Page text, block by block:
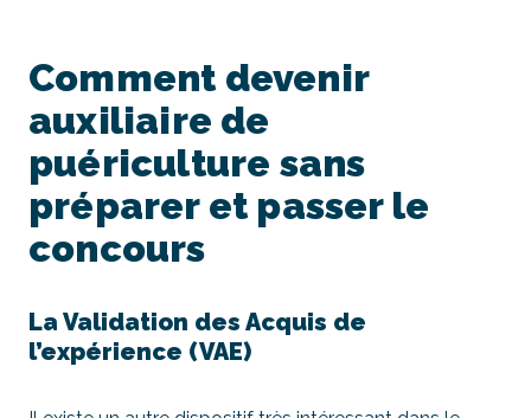
Comment devenir
auxiliaire de
puériculture sans
préparer et passer le
concours
La Validation des Acquis de
l’expérience (VAE)